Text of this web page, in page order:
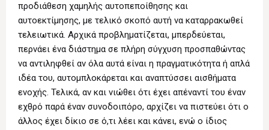
προδιάθεση χαμηλής αυτοπεποίθησης και
αυτοεκτίμησης, με τελικό σκοπό αυτή να καταρρακωθεί
τελειωτικά. Αρχικά προβληματίζεται, μπερδεύεται,
περνάει ένα διάστημα σε πλήρη σύγχυση προσπαθώντας
να αντιληφθεί αν όλα αυτά είναι η πραγματικότητα ή απλά
ιδέα του, αυτομπλοκάρεται και αναπτύσσει αισθήματα
ενοχής. Τελικά, αν και νιώθει ότι έχει απέναντί του έναν
εχθρό παρά έναν συνοδοιπόρο, αρχίζει να πιστεύει ότι ο
άλλος έχει δίκιο σε ό,τι λέει και κάνει, ενώ ο ίδιος